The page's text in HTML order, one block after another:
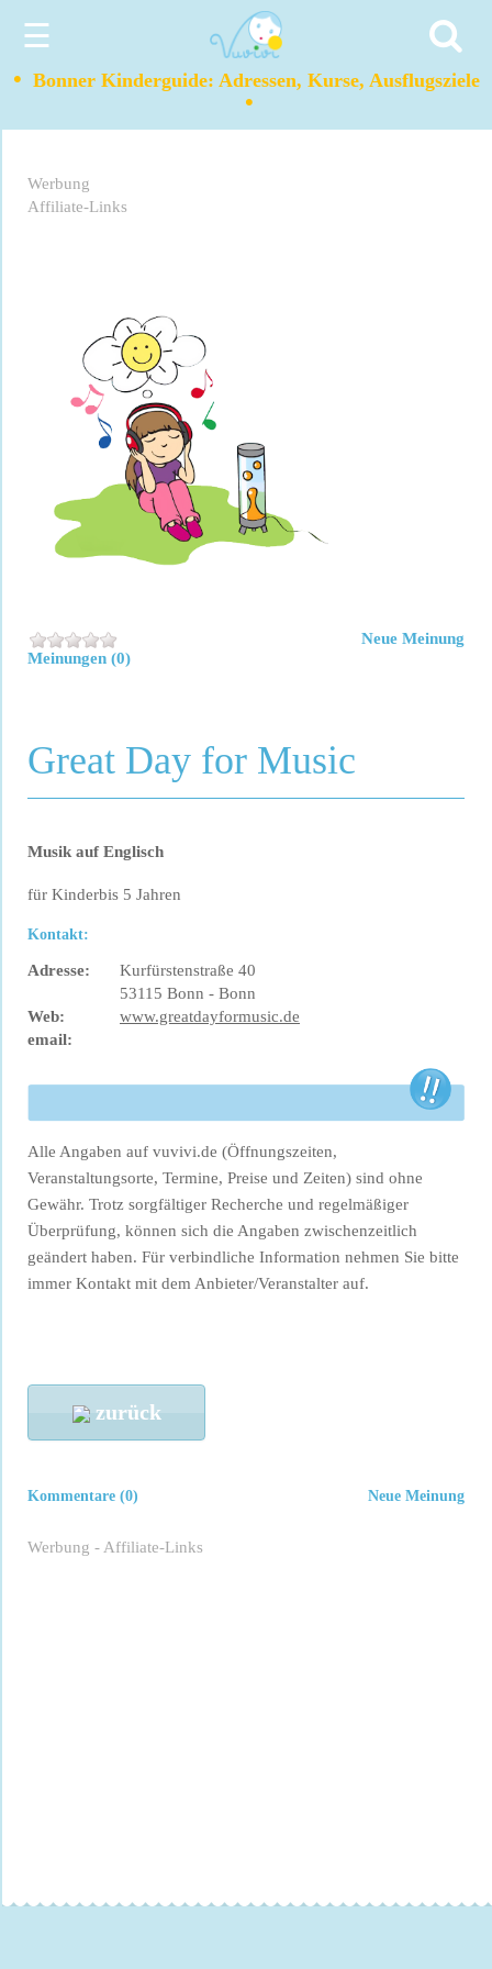
☰
• Bonner Kinderguide: Adressen, Kurse, Ausflugsziele
•
Werbung
Affiliate-Links
Meinungen (0)
Neue Meinung
Great Day for Music
Musik auf Englisch
für Kinderbis 5 Jahren
Kontakt:
Adresse:
Kurfürstenstraße 40
53115 Bonn - Bonn
Web:
www.greatdayformusic.de
email:
Alle Angaben auf vuvivi.de (Öffnungszeiten,
Veranstaltungsorte, Termine, Preise und Zeiten) sind ohne
Gewähr. Trotz sorgfältiger Recherche und regelmäßiger
Überprüfung, können sich die Angaben zwischenzeitlich
geändert haben. Für verbindliche Information nehmen Sie bitte
immer Kontakt mit dem Anbieter/Veranstalter auf.
zurück
Neue Meinung
Kommentare (0)
Werbung - Affiliate-Links